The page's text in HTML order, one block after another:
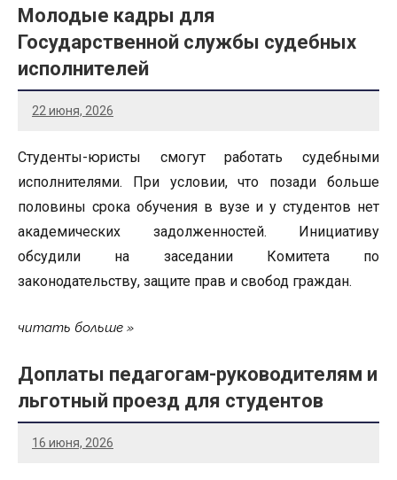
Молодые кадры для
Государственной службы судебных
исполнителей
22 июня, 2026
Студенты-юристы смогут работать судебными
исполнителями. При условии, что позади больше
половины срока обучения в вузе и у студентов нет
академических задолженностей. Инициативу
обсудили на заседании Комитета по
законодательству, защите прав и свобод граждан.
читать больше
Доплаты педагогам-руководителям и
льготный проезд для студентов
16 июня, 2026